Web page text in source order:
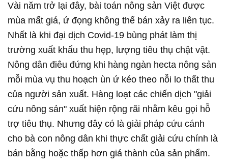
Vài năm trở lại đây, bài toán nông sản Việt được
mùa mất giá, ứ đọng không thể bán xảy ra liên tục.
Nhất là khi đại dịch Covid-19 bùng phát làm thị
trường xuất khẩu thu hẹp, lượng tiêu thụ chật vật.
Nông dân điêu đứng khi hàng ngàn hecta nông sản
mỗi mùa vụ thu hoạch ùn ứ kéo theo nỗi lo thất thu
của người sản xuất. Hàng loạt các chiến dịch "giải
cứu nông sản" xuất hiện rộng rãi nhằm kêu gọi hỗ
trợ tiêu thụ. Nhưng đây có là giải pháp cứu cánh
cho bà con nông dân khi thực chất giải cứu chính là
bán bằng hoặc thấp hơn giá thành của sản phẩm.